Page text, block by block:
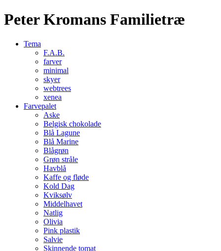
Peter Kromans Familietræ
Tema
F.A.B.
farver
minimal
skyer
webtrees
xenea
Farvepalet
Aske
Belgisk chokolade
Blå Lagune
Blå Marine
Blågrøn
Grøn stråle
Havblå
Kaffe og fløde
Kold Dag
Kviksølv
Middelhavet
Natlig
Olivia
Pink plastik
Salvie
Skinnende tomat